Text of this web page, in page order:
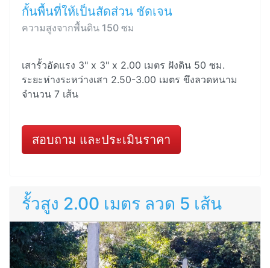
กั้นพื้นที่ให้เป็นสัดส่วน ชัดเจน
ความสูงจากพื้นดิน 150 ซม
เสารั้วอัดแรง 3" x 3" x 2.00 เมตร ฝังดิน 50 ซม.
ระยะห่างระหว่างเสา 2.50-3.00 เมตร ขึงลวดหนาม
จำนวน 7 เส้น
สอบถาม และประเมินราคา
รั้วสูง 2.00 เมตร ลวด 5 เส้น